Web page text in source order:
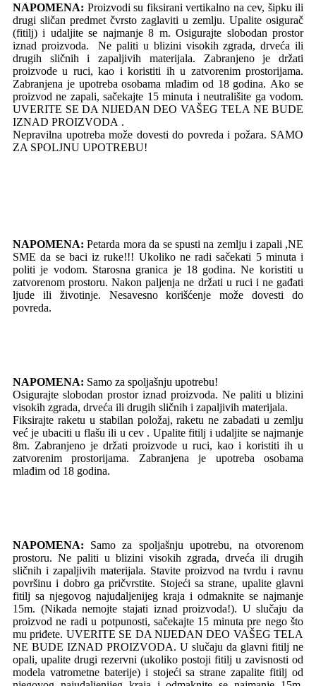
NAPOMENA: Proizvodi su fiksirani vertikalno na cev, šipku ili
drugi sličan predmet čvrsto zaglaviti u zemlju. Upalite osigurač
(fitilj) i udaljite se najmanje 8 m. Osigurajte slobodan prostor
iznad proizvoda. Ne paliti u blizini visokih zgrada, drveća ili
drugih sličnih i zapaljivih materijala. Zabranjeno je držati
proizvode u ruci, kao i koristiti ih u zatvorenim prostorijama.
Zabranjena je upotreba osobama mlađim od 18 godina. Ako se
proizvod ne zapali, sačekajte 15 minuta i neutrališite ga vodom.
UVERITE SE DA NIJEDAN DEO VAŠEG TELA NE BUDE
IZNAD PROIZVODA .
Nepravilna upotreba može dovesti do povreda i požara. SAMO
ZA SPOLJNU UPOTREBU!
NAPOMENA: Petarda mora da se spusti na zemlju i zapali ,NE
SME da se baci iz ruke!!! Ukoliko ne radi sačekati 5 minuta i
politi je vodom. Starosna granica je 18 godina. Ne koristiti u
zatvorenom prostoru. Nakon paljenja ne držati u ruci i ne gađati
ljude ili životinje. Nesavesno korišćenje može dovesti do
povreda.
NAPOMENA: Samo za spoljašnju upotrebu!
Osigurajte slobodan prostor iznad proizvoda. Ne paliti u blizini
visokih zgrada, drveća ili drugih sličnih i zapaljivih materijala.
Fiksirajte raketu u stabilan položaj, raketu ne zabadati u zemlju
već je ubaciti u flašu ili u cev . Upalite fitilj i udaljite se najmanje
8m. Zabranjeno je držati proizvode u ruci, kao i koristiti ih u
zatvorenim prostorijama. Zabranjena je upotreba osobama
mlađim od 18 godina.
NAPOMENA: Samo za spoljašnju upotrebu, na otvorenom
prostoru. Ne paliti u blizini visokih zgrada, drveća ili drugih
sličnih i zapaljivih materijala. Stavite proizvod na tvrdu i ravnu
površinu i dobro ga pričvrstite. Stojeći sa strane, upalite glavni
fitilj sa njegovog najudaljenijeg kraja i odmaknite se najmanje
15m. (Nikada nemojte stajati iznad proizvoda!). U slučaju da
proizvod ne radi u potpunosti, sačekajte 15 minuta pre nego što
mu priđete. UVERITE SE DA NIJEDAN DEO VAŠEG TELA
NE BUDE IZNAD PROIZVODA. U slučaju da glavni fitilj ne
opali, upalite drugi rezervni (ukoliko postoji fitilj u zavisnosti od
modela vatrometne baterije) i stojeći sa strane zapalite fitilj od